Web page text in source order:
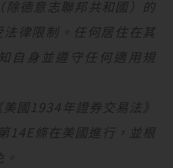
德意志聯邦共和國）的
律限制。任何居住在其
自身並遵守任何適用規
國1934 年證券交易法》
14E 條在美國進行，並根